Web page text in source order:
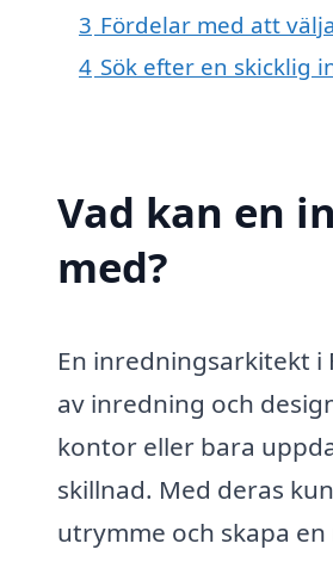
3 Fördelar med att
4 Sök efter en skicklig
Vad kan en
med?
En inredningsarkitekt i
av inredning och
kontor eller bara
skillnad. Med deras
utrymme och skapa